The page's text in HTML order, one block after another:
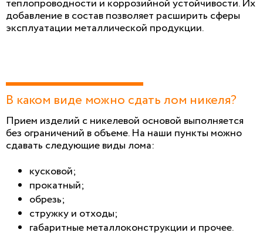
теплопроводности и коррозийной устойчивости. Их
добавление в состав позволяет расширить сферы
эксплуатации металлической продукции.
В каком виде можно сдать лом никеля?
Прием изделий с никелевой основой выполняется
без ограничений в объеме. На наши пункты можно
сдавать следующие виды лома:
кусковой;
прокатный;
обрезь;
стружку и отходы;
габаритные металлоконструкции и прочее.